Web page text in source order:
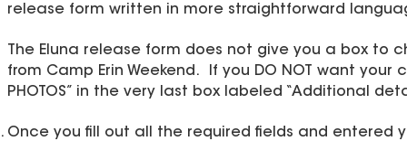
release form written in more straightforward
The Eluna release form does not give you a box to
from Camp Erin Weekend. If you DO NOT want your
PHOTOS” in the very last box labeled “Additional
Once you fill out all the required fields and entered